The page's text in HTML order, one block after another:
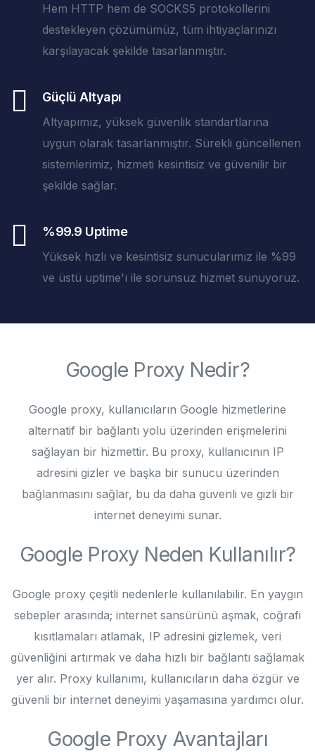
Hem HTTP hem de SOCKS5 protokollerini
destekleyen çözümümüz, tüm ihtiyaçlarınızı
karşılayacak şekilde tasarlanmıştır.
Güçlü Altyapı
Altyapımız, yüksek güvenlik standartlarına
uygun olarak tasarlanmıştır. Sürekli güncellenen
sistemlerimiz, hizmeti kesintisiz ve güvenilir bir
şekilde sağlar.
%99.9 Uptime
Yüksek hızlı ve kesintisiz sunucularımız ile %99
ve üstü uptime'ı ile sorunsuz hizmet sunuyoruz.
Google Proxy Nedir?
Google proxy, kullanıcıların Google hizmetlerine
alternatif bir bağlantı yolu üzerinden erişmelerini
sağlayan bir hizmettir. Bu proxy, kullanıcının IP
adresini gizler ve başka bir sunucu üzerinden
bağlanmasını sağlar, bu da daha güvenli ve gizli bir
internet deneyimi sunar.
Google Proxy Neden Kullanılır?
Google proxy çeşitli nedenlerle kullanılabilir. En yaygın
sebepler arasında; internet sansürünü aşmak, coğrafi
kısıtlamaları atlamak, IP adresini gizlemek, veri
güvenliğini artırmak ve daha hızlı bir bağlantı sağlamak
yer alır. Proxy kullanımı, kullanıcıların daha özgür ve
güvenli bir internet deneyimi yaşamasına yardımcı olur.
Google Proxy Avantajları